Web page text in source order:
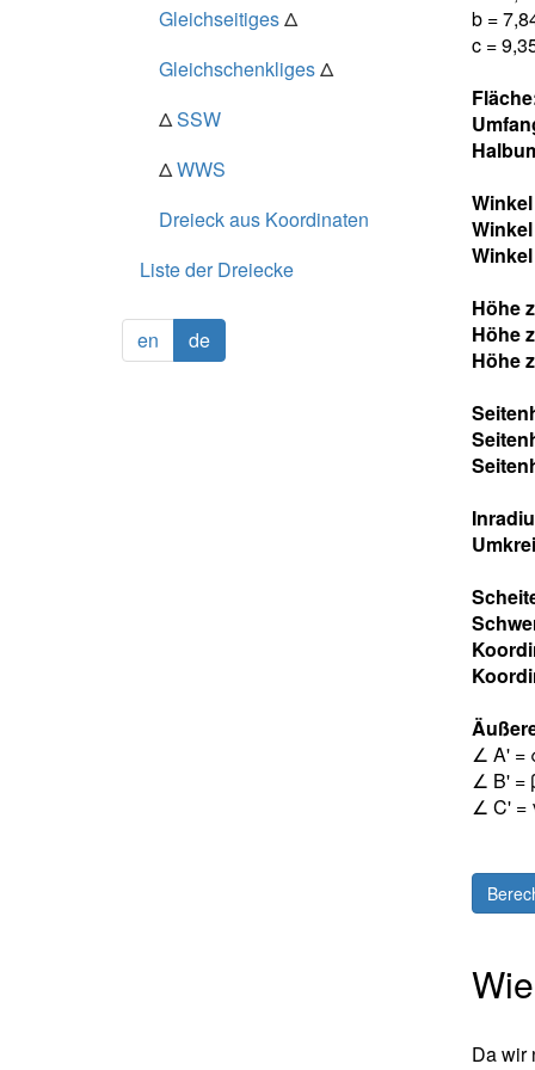
b =
c =
Winkel
Winkel
Winkel
Höhe
Höhe
Höhe
∠ A' =
∠ B' =
∠ C' =
Da wir
GleichseitigesΔ
GleichschenkligesΔ
ΔSSW
ΔWWS
Dreieck aus Koordinaten
Liste der Dreiecke
en de